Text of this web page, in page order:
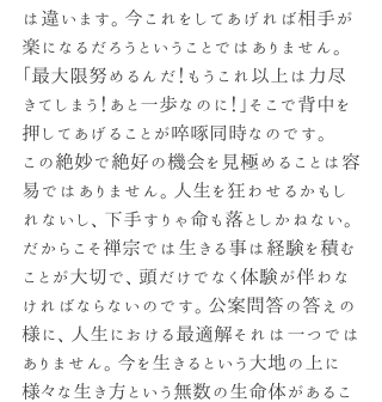
は違います。今これをしてあげれば相手が
楽になるだろうということではありません。
「最大限努めるんだ！もうこれ以上は力尽
きてしまう！あと一歩なのに！」そこで背中を
押してあげることが啐啄同時なのです。
この絶妙で絶好の機会を見極めることは容
易ではありません。人生を狂わせるかもし
れないし、下手すりゃ命も落としかねない。
だからこそ禅宗では生きる事は経験を積む
ことが大切で、頭だけでなく体験が伴わな
ければならないのです。公案問答の答えの
様に、人生における最適解それは一つでは
ありません。今を生きるという大地の上に
様々な生き方という無数の生命体があるこ